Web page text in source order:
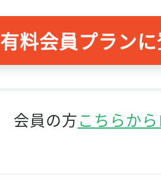
有料会員プラン
会員の方こちらか